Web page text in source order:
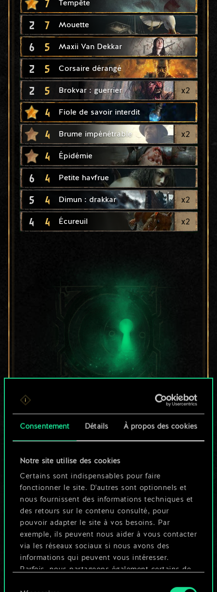
Consentement Détails À propos des cookies
Notre site utilise des cookies
Certains sont indispensables pour faire
fonctionner le site. D'autres sont optionnels et
nous fournissent des informations techniques et
des retours sur le contenu consulté, pour
pouvoir adapter le site à vos besoins. Par
exemple, ils peuvent nous aider à vous contacter
via les réseaux sociaux si nous avons des
informations qui peuvent vous intéresser.
Parfois, nous partageons également certains de
7 Tempête
2 7 Mouette
6 5 Maxii Van Dekkar
2 5 Corsaire dérangé
2 5 Brokvar : guerrier x2
4 Fiole de savoir interdit
4 Brume impénétrable x2
4 Épidémie
6 4 Petite havfrue
5 4 Dimun : drakkar x2
4 4 Écureuil x2
Pour l'instant, ce
n'est qu'un jeu de
cartes partagé.
Mais cela peut être
tellement plus !
Nommer ce jeu et créer un guide
Modifier le jeu